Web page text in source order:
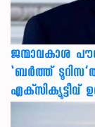
ജന്മാവകാശ
‘ബര്‍ത്ത്
എക്‌സിക്യൂട്ടീവ്